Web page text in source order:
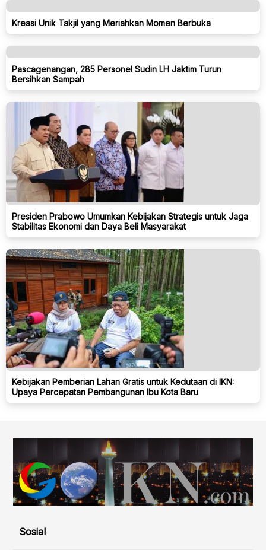
Kreasi Unik Takjil yang Meriahkan Momen Berbuka
Pascagenangan, 285 Personel Sudin LH Jaktim Turun
Bersihkan Sampah
Presiden Prabowo Umumkan Kebijakan Strategis untuk Jaga
Stabilitas Ekonomi dan Daya Beli Masyarakat
Kebijakan Pemberian Lahan Gratis untuk Kedutaan di IKN:
Upaya Percepatan Pembangunan Ibu Kota Baru
Sosial